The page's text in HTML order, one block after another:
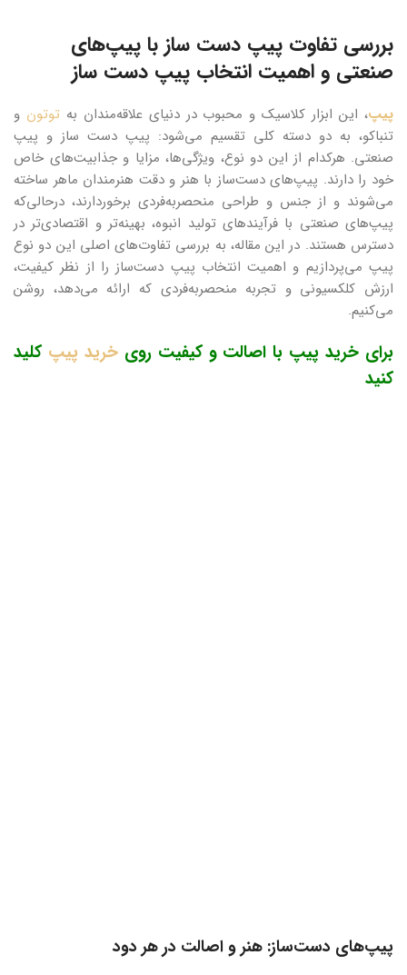
بررسی تفاوت پیپ‌ دست‌ ساز با پیپ‌های
صنعتی و اهمیت انتخاب پیپ دست‌ ساز
پیپ، این ابزار کلاسیک و محبوب در دنیای علاقه‌مندان بهتوتون و
تنباکو، به دو دسته کلی تقسیم می‌شود: پیپ‌ دست‌ ساز و پیپ‌
صنعتی. هرکدام از این دو نوع، ویژگی‌ها، مزایا و جذابیت‌های خاص
خود را دارند. پیپ‌های دست‌ساز با هنر و دقت هنرمندان ماهر ساخته
می‌شوند و از جنس و طراحی منحصربه‌فردی برخوردارند، درحالی‌که
پیپ‌های صنعتی با فرآیندهای تولید انبوه، بهینه‌تر و اقتصادی‌تر در
دسترس هستند. در این مقاله، به بررسی تفاوت‌های اصلی این دو نوع
پیپ می‌پردازیم و اهمیت انتخاب پیپ دست‌ساز را از نظر کیفیت،
ارزش کلکسیونی و تجربه منحصربه‌فردی که ارائه می‌دهد، روشن
می‌کنیم.
برای خرید پیپ با اصالت و کیفیت رویخرید پیپ کلید
کنید
پیپ‌های دست‌ساز: هنر و اصالت در هر دود